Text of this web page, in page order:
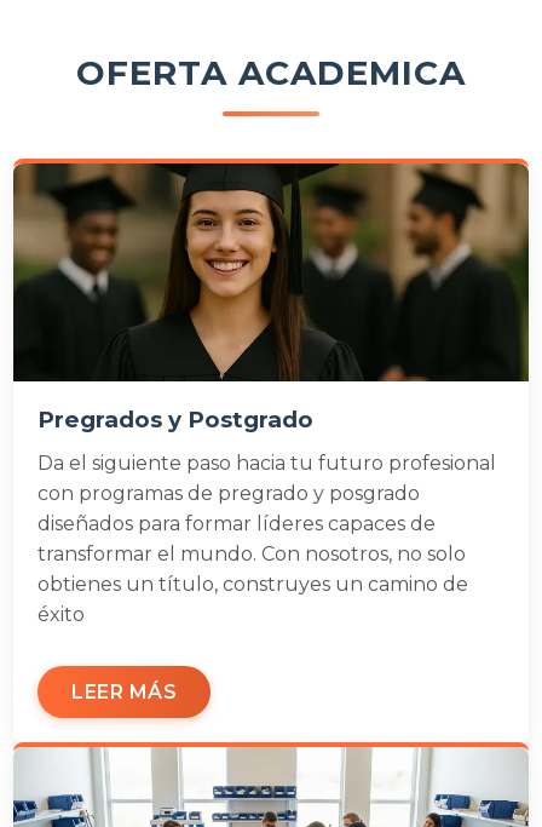
OFERTA ACADEMICA
Pregrados y Postgrado
Da el siguiente paso hacia tu futuro profesional
con programas de pregrado y posgrado
diseñados para formar líderes capaces de
transformar el mundo. Con nosotros, no solo
obtienes un título, construyes un camino de
éxito
LEER MÁS